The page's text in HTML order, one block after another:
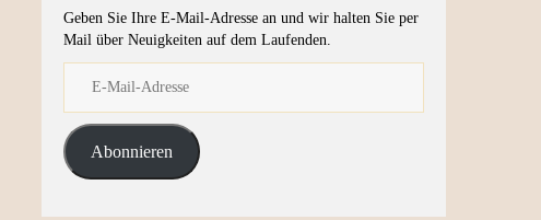
Geben Sie Ihre E-Mail-Adresse an und wir halten Sie per
Mail über Neuigkeiten auf dem Laufenden.
Abonnieren